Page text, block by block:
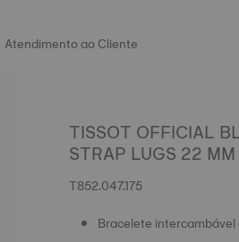
Atendimento ao Cliente
TISSOT OFFICIAL
STRAP LUGS 22 MM
T852.047.175
Bracelete